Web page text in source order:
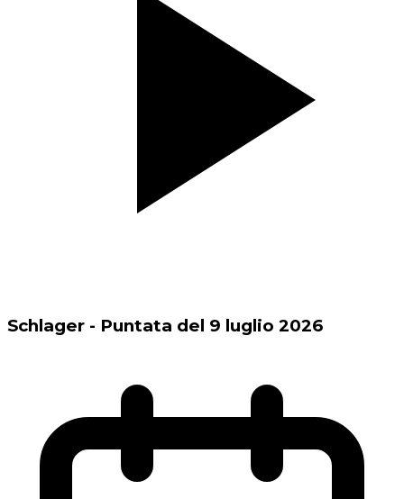
Schlager - Puntata del 9 luglio 2026